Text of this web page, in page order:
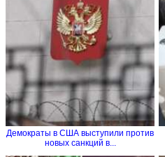
Демократы в США выступили против
новых санкций в...